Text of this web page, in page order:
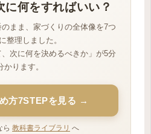
に何をすればいい？
まま、家づくりの全体像を7つ
整理しました。
、次に何を決めるべきか」が5分
かります。
方7STEPを見る →
ら 教科書ライブラリ へ